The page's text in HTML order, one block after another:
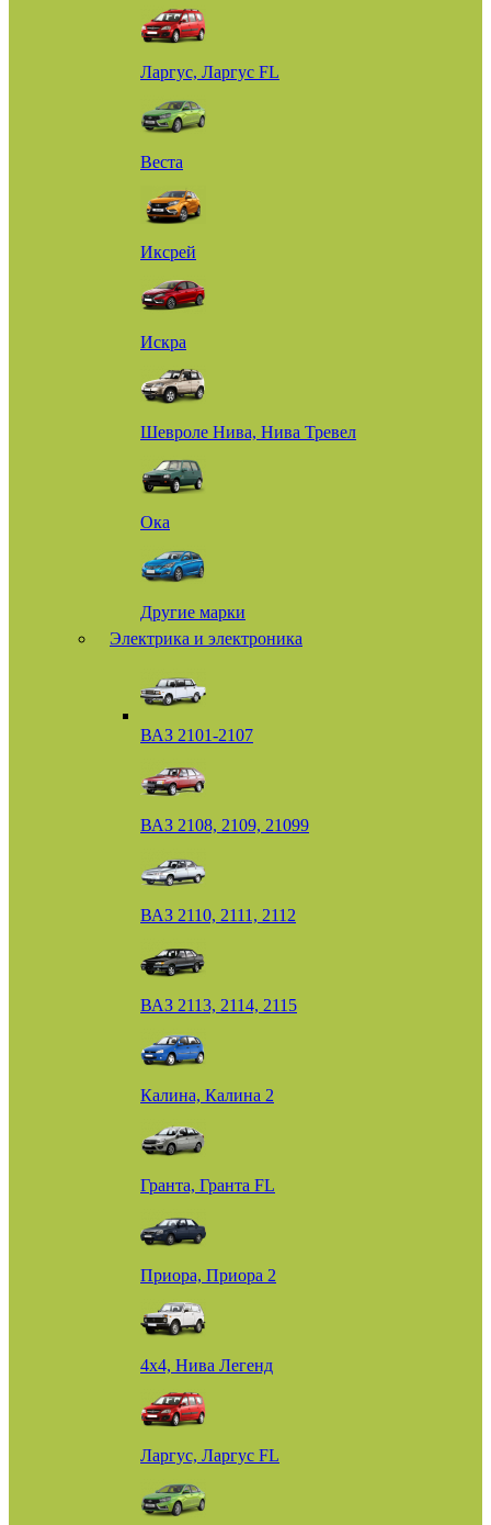
Ларгус, Ларгус FL
Веста
Иксрей
Искра
Шевроле Нива, Нива Тревел
Ока
Другие марки
Электрика и электроника
ВАЗ 2101-2107
ВАЗ 2108, 2109, 21099
ВАЗ 2110, 2111, 2112
ВАЗ 2113, 2114, 2115
Калина, Калина 2
Гранта, Гранта FL
Приора, Приора 2
4х4, Нива Легенд
Ларгус, Ларгус FL